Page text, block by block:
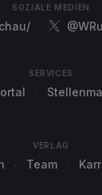
SOZIALE MEDIEN
SERVICES
VERLAG
Team